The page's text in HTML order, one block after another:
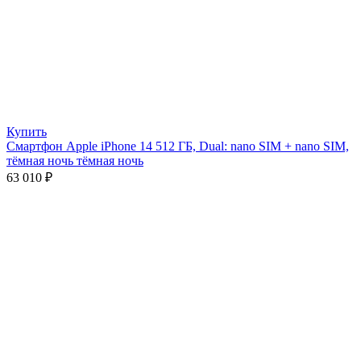
Купить
Смартфон Apple iPhone 14 512 ГБ, Dual: nano SIM + nano SIM,
тёмная ночь тёмная ночь
63 010 ₽